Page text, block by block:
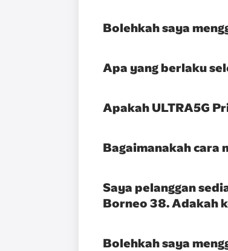
Bolehkah saya
Apa yang berlaku
Apakah ULTRA5G
Bagaimanakah cara
Saya pelanggan
Borneo 38. Adakah
Bolehkah saya